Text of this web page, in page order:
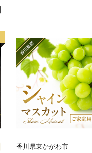
香川県東かがわ市